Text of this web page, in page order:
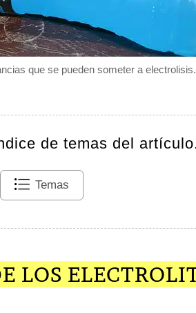
que se pueden someter a electrolisis.
de temas del
Temas
LOS